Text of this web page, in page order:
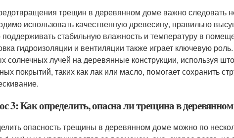
трещин в деревянном доме важно следовать
использовать качественную древесину, правильно
стабильную влажность и температуру в
гидроизоляции и вентиляции также играет ключевую
солнечных лучей на деревянные конструкции, используя
покрытий, таких как лак или масло, помогает сохранить
3: Как определить, опасна ли трещина в
опасность трещины в деревянном доме можно по